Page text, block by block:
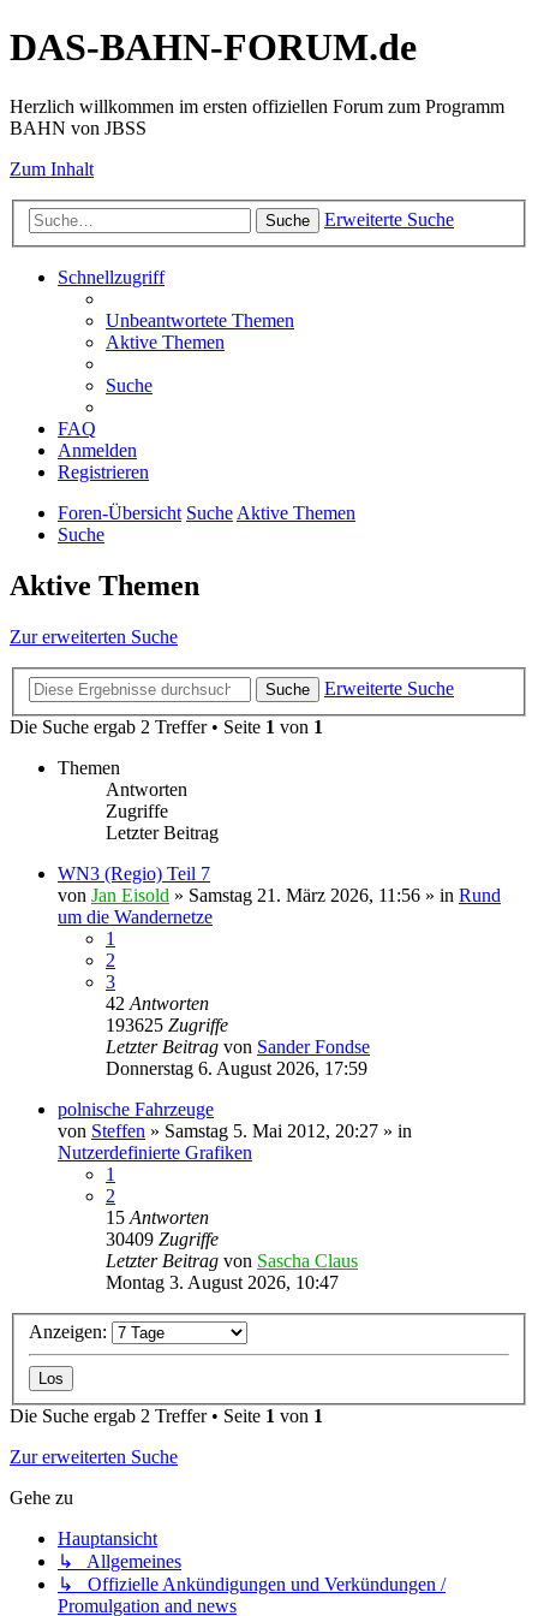
DAS-BAHN-FORUM.de
Herzlich willkommen im ersten offiziellen Forum zum Programm
BAHN von JBSS
Zum Inhalt
Suche Erweiterte Suche
Schnellzugriff
Unbeantwortete Themen
Aktive Themen
Suche
FAQ
Anmelden
Registrieren
Foren-Übersicht SucheAktive Themen
Suche
Aktive Themen
Zur erweiterten Suche
Suche
Erweiterte Suche
Die Suche ergab 2 Treffer • Seite 1 von 1
Themen
Antworten
Zugriffe
Letzter Beitrag
WN3 (Regio) Teil 7
von Jan Eisold » Samstag 21. März 2026, 11:56 » in Rund
um die Wandernetze
1
2
3
42 Antworten
193625 Zugriffe
Letzter Beitrag von Sander Fondse
Donnerstag 6. August 2026, 17:59
polnische Fahrzeuge
von Steffen » Samstag 5. Mai 2012, 20:27 » in
Nutzerdefinierte Grafiken
1
2
15 Antworten
30409 Zugriffe
Letzter Beitrag von Sascha Claus
Montag 3. August 2026, 10:47
Anzeigen:
Die Suche ergab 2 Treffer • Seite 1 von 1
Zur erweiterten Suche
Gehe zu
Hauptansicht
↳ Allgemeines
↳ Offizielle Ankündigungen und Verkündungen /
Promulgation and news